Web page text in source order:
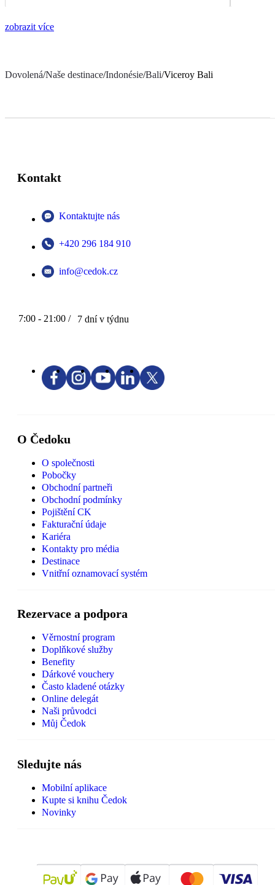
zobrazit více
Dovolená/Naše destinace/Indonésie/Bali/Viceroy Bali
Kontakt
Kontaktujte nás
+420 296 184 910
info@cedok.cz
7:00 - 21:00 / 7 dní v týdnu
O Čedoku
O společnosti
Pobočky
Obchodní partneři
Obchodní podmínky
Pojištění CK
Fakturační údaje
Kariéra
Kontakty pro média
Destinace
Vnitřní oznamovací systém
Rezervace a podpora
Věrnostní program
Doplňkové služby
Benefity
Dárkové vouchery
Často kladené otázky
Online delegát
Naši průvodci
Můj Čedok
Sledujte nás
Mobilní aplikace
Kupte si knihu Čedok
Novinky